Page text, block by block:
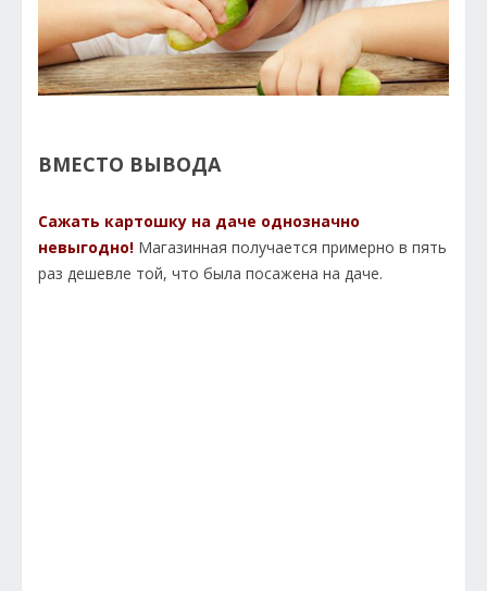
ВМЕСТО ВЫВОДА
Сажать картошку на даче однозначно
невыгодно! Магазинная получается примерно в пять
раз дешевле той, что была посажена на даче.